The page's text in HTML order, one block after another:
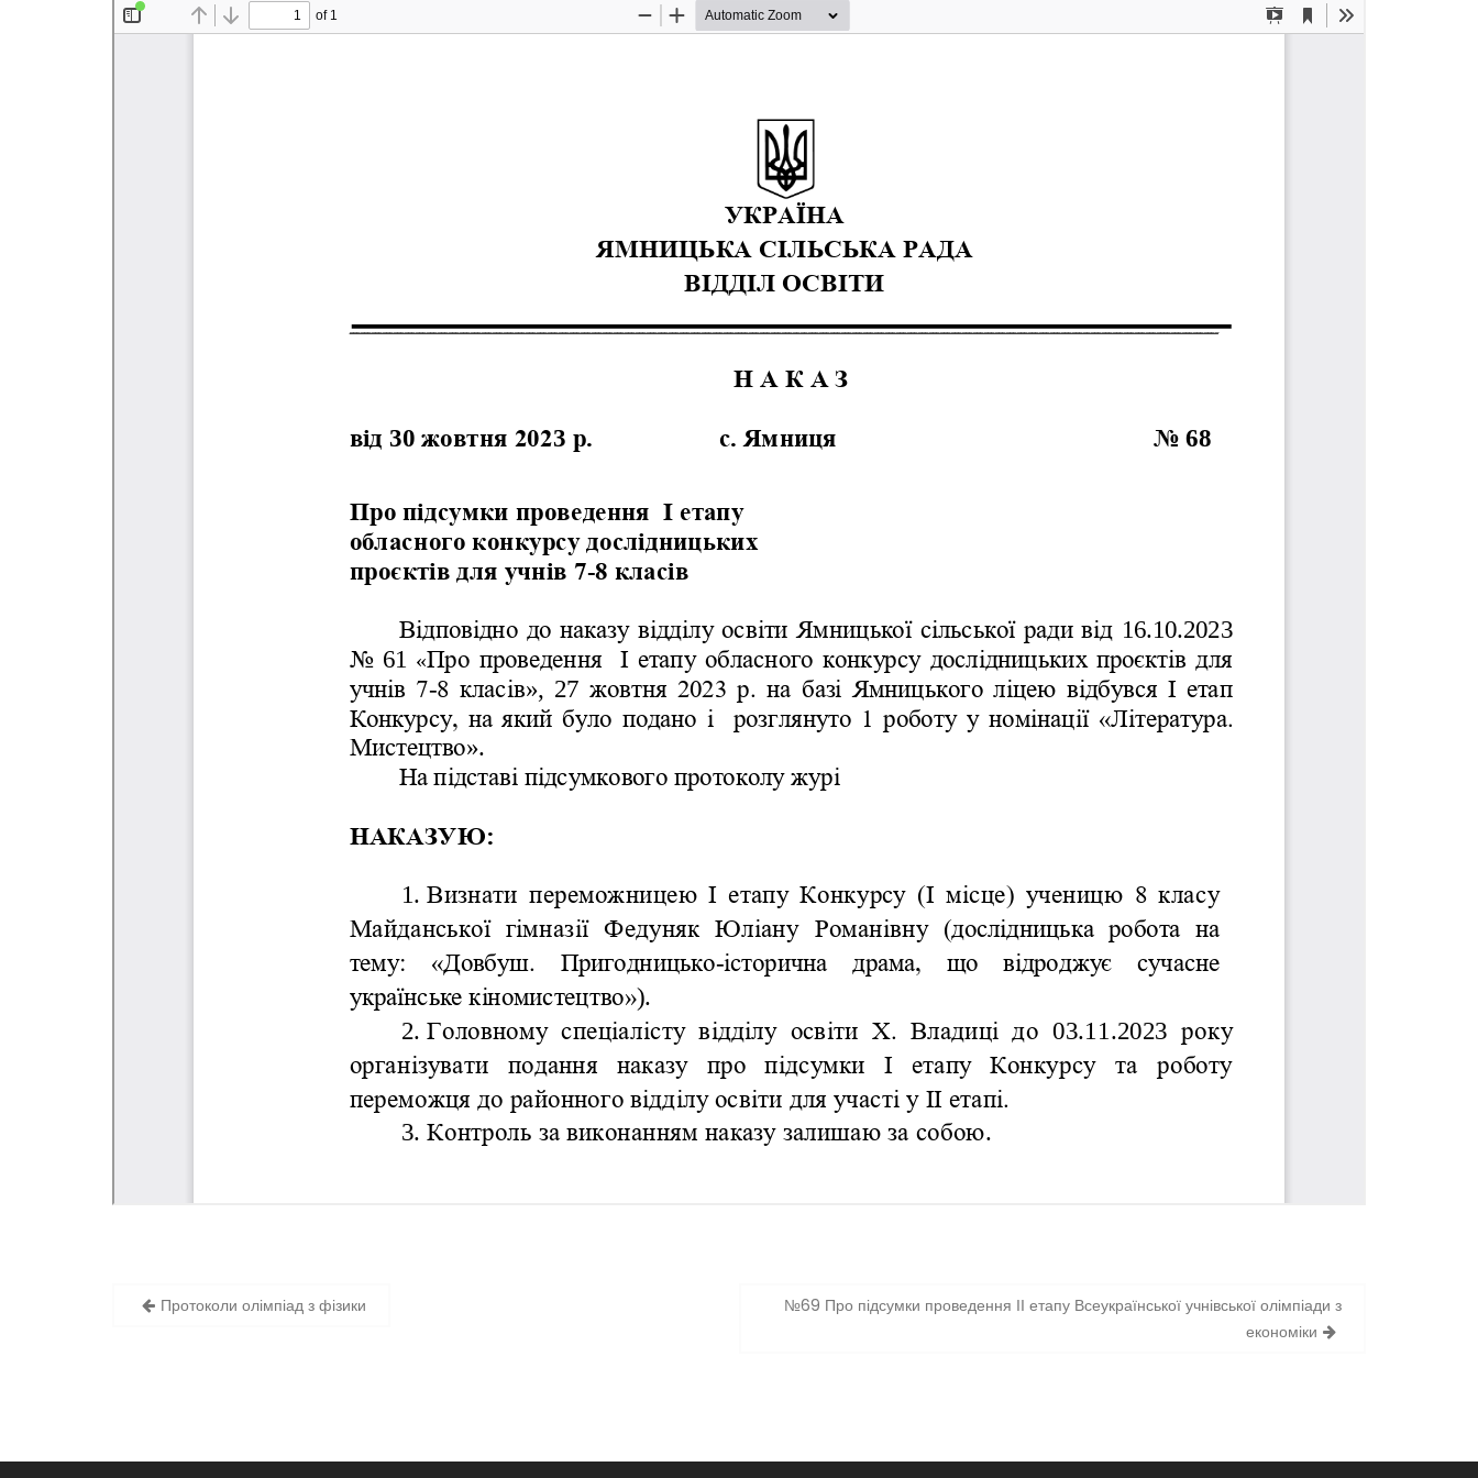
Навігація
Протоколи олімпіад з фізики
№69 Про підсумки проведення ІІ етапу Всеукраїнської учнівської олімпіади з
економіки